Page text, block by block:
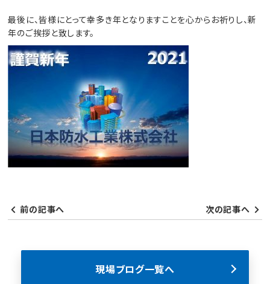
最後に、皆様にとって幸多き年となりますことを心からお祈りし、新
年のご挨拶と致します。
前の記事へ 次の記事へ
現場ブログ一覧へ